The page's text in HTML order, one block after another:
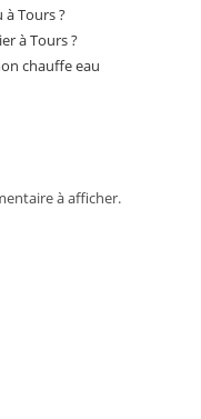
Tours ?
à Tours ?
chauffe eau
à afficher.